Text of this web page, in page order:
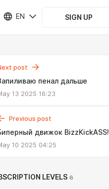
EN SIGN UP
post
пенал дальше
13 2025 16:23
Previous post
движок BizzKickASS!
10 2025 04:25
LEVELS 6